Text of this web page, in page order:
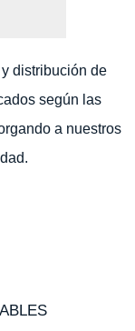
distribución de
según las
a nuestros